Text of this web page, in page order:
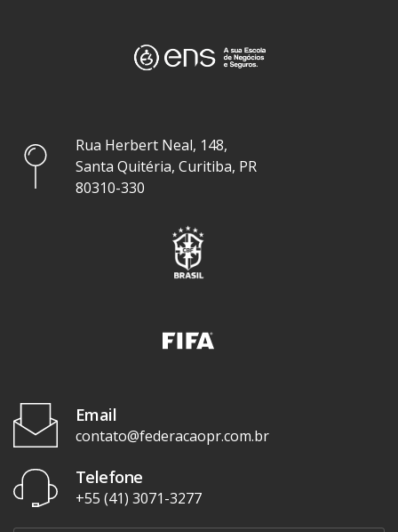
Rua Herbert Neal, 148,
Santa Quitéria, Curitiba, PR
80310-330
Email
contato@federacaopr.com.br
Telefone
+55 (41) 3071-3277